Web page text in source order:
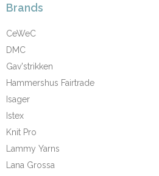
Brands
CeWeC
DMC
Gav'strikken
Hammershus Fairtrade
Isager
Istex
Knit Pro
Lammy Yarns
Lana Grossa